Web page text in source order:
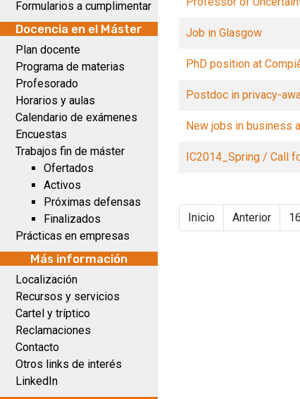
Formularios a cumplimentar
Docencia en el Máster
Plan docente
Programa de materias
Profesorado
Horarios y aulas
Calendario de exámenes
Encuestas
Trabajos fin de máster
Ofertados
Activos
Próximas defensas
Finalizados
Prácticas en empresas
Más información
Localización
Recursos y servicios
Cartel y tríptico
Reclamaciones
Contacto
Otros links de interés
LinkedIn
Job in Glasgow
PhD position at
Postdoc in privacy-
New jobs in business
IC2014_Spring / Call
Inicio Anterior